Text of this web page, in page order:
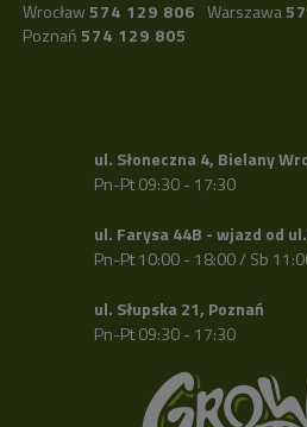
Wrocław 574 129 806 Warszawa
Poznań 574 129 805
ul. Słoneczna 4, Bielany
Pn-Pt 09:30 - 17:30
ul. Farysa 44B - wjazd od
Pn-Pt 10:00 - 18:00 / Sb
ul. Słupska 21, Poznań
Pn-Pt 09:30 - 17:30